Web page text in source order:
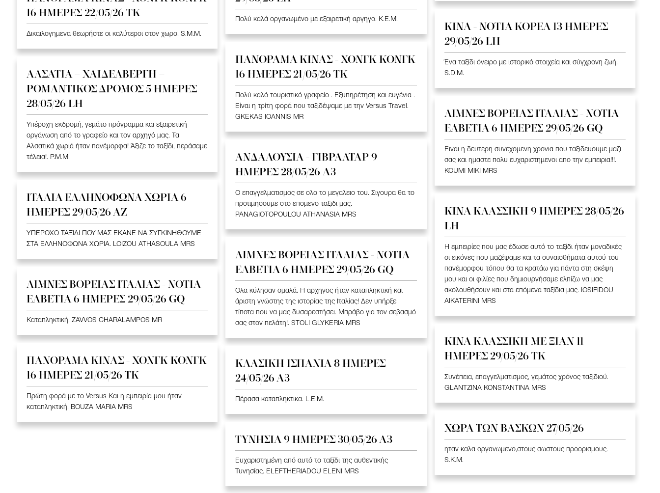
Πολύ καλά οργανωμένο με εξαιρετική αργηγο. K.E.M.
16 ΗΜΕΡΕΣ 22/05/26 TK
Δικαιλογημενα θεωρήστε οι καλύτεροι στον χωρο. S.M.M.
ΚΙΝΑ - ΝΟΤΙΑ ΚΟΡΕΑ 13 ΗΜΕΡΕΣ
29/05/26 LH
Ένα ταξίδι όνειρο με ιστορικό στοιχεία και σύγχρονη ζωή.
S.D.M.
ΠΑΝΟΡΑΜΑ ΚΙΝΑΣ - ΧΟΝΓΚ ΚΟΝΓΚ
16 ΗΜΕΡΕΣ 21/05/26 TK
Πολύ καλό τουριστικό γραφείο . Εξυπηρέτηση και ευγένια .
Είναι η τρίτη φορά που ταξιδέψαμε με την Versus Travel.
GKEKAS IOANNIS MR
ΑΛΣΑΤΙΑ – ΧΑΙΔΕΛΒΕΡΓΗ –
ΡΟΜΑΝΤΙΚΟΣ ΔΡΟΜΟΣ 5 ΗΜΕΡΕΣ
28/05/26 LH
Υπέροχη εκδρομή, γεμάτο πρόγραμμα και εξαιρετική
οργάνωση από το γραφείο και τον αρχηγό μας. Τα
Αλσατικά χωριά ήταν πανέμορφα! Άξιζε το ταξίδι, περάσαμε
τέλεια!. P.M.M.
ΛΙΜΝΕΣ ΒΟΡΕΙΑΣ ΙΤΑΛΙΑΣ - ΝΟΤΙΑ
ΕΛΒΕΤΙΑ 6 ΗΜΕΡΕΣ 29/05/26 GQ
Ειναι η δευτερη συνεχομενη χρονια που ταξιδευουμε μαζι
σας και ημαστε πολυ ευχαριστημενοι απο την εμπειρια!!!.
KOUMI MIKI MRS
ΑΝΔΑΛΟΥΣΙΑ - ΓΙΒΡΑΛΤΑΡ 9
ΗΜΕΡΕΣ 28/05/26 A3
Ο επαγγελματισμος σε ολο το μεγαλειο του. Σιγουρα θα το
προτιμησουμε στο επομενο ταξιδι μας.
PANAGIOTOPOULOU ATHANASIA MRS
ΙΤΑΛΙΑ ΕΛΛΗΝΟΦΩΝΑ ΧΩΡΙΑ 6
ΗΜΕΡΕΣ 29/05/26 ΑΖ
ΥΠΕΡΟΧΟ ΤΑΞΙΔΙ ΠΟΥ ΜΑΣ ΕΚΑΝΕ ΝΑ ΣΥΓΚΙΝΗΘΟΥΜΕ
ΣΤΑ ΕΛΛΗΝΟΦΩΝΑ ΧΩΡΙΑ. LOIZOU ATHASOULA MRS
ΚΙΝΑ KΛΑΣΣΙΚΗ 9 ΗΜΕΡΕΣ 28/05/26
LH
Η εμπειρίες που μας έδωσε αυτό το ταξίδι ήταν μοναδικές
οι εικόνες που μαζέψαμε και τα συναισθήματα αυτού του
πανέμορφου τόπου θα τα κρατάω για πάντα στη σκέψη
μου και οι φιλίες που δημιουργήσαμε ελπίζω να μας
ακολουθήσουν και στα επόμενα ταξίδια μας. IOSIFIDOU
AIKATERINI MRS
ΛΙΜΝΕΣ ΒΟΡΕΙΑΣ ΙΤΑΛΙΑΣ - ΝΟΤΙΑ
ΕΛΒΕΤΙΑ 6 ΗΜΕΡΕΣ 29/05/26 GQ
Όλα κύλησαν ομαλά. Η αρχηγος ήταν καταπληκτική και
άριστη γνώστης της ιστορίας της Ιταλίας! Δεν υπήρξε
τίποτα που να μας δυσαρεστήσει. Μπράβο για τον σεβασμό
σας στον πελάτη!. STOLI GLYKERIA MRS
ΛΙΜΝΕΣ ΒΟΡΕΙΑΣ ΙΤΑΛΙΑΣ - ΝΟΤΙΑ
ΕΛΒΕΤΙΑ 6 ΗΜΕΡΕΣ 29/05/26 GQ
Καταπληκτική. ZAVVOS CHARALAMPOS MR
ΚΙΝΑ KΛΑΣΣΙΚΗ ME ΞΙΑΝ 11
ΗΜΕΡΕΣ 29/05/26 ΤΚ
Συνέπεια, επαγγελματισμος, γεμάτος χρόνος ταξιδιού.
GLANTZINA KONSTANTINA MRS
ΠΑΝΟΡΑΜΑ ΚΙΝΑΣ - ΧΟΝΓΚ ΚΟΝΓΚ
16 ΗΜΕΡΕΣ 21/05/26 TK
Πρώτη φορά με το Versus Και η εμπειρία μου ήταν
καταπληκτική. BOUZA MARIA MRS
ΚΛΑΣΙΚΗ ΙΣΠΑΝΙΑ 8 ΗΜΕΡΕΣ
24/05/26 Α3
Πέρασα καταπληκτικα. L.E.M.
ΧΩΡΑ ΤΩΝ ΒΑΣΚΩΝ 27/05/26
ηταν καλα οργανωμενο,στους σωστους προορισμους.
S.K.M.
ΤΥΝΗΣΙΑ 9 ΗΜΕΡΕΣ 30/05/26 Α3
Ευχαριστημένη από αυτό το ταξίδι της αυθεντικής
Τυνησίας. ELEFTHERIADOU ELENI MRS